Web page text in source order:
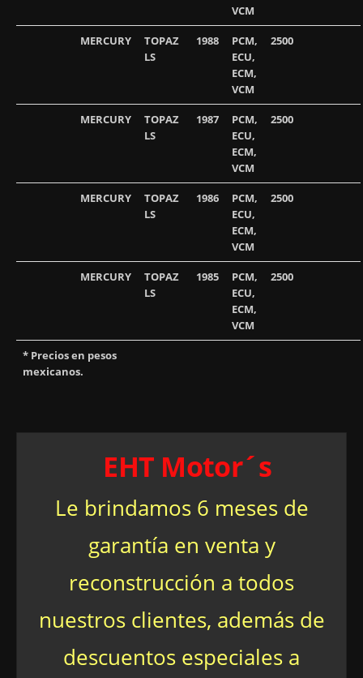
VCM
MERCURY
TOPAZ
LS
1988
PCM,
ECU,
ECM,
VCM
2500
MERCURY
TOPAZ
LS
1987
PCM,
ECU,
ECM,
VCM
2500
MERCURY
TOPAZ
LS
1986
PCM,
ECU,
ECM,
VCM
2500
MERCURY
TOPAZ
LS
1985
PCM,
ECU,
ECM,
VCM
2500
* Precios en pesos
mexicanos.
EHT Motor´s
Le brindamos 6 meses de
garantía en venta y
reconstrucción a todos
nuestros clientes, además de
descuentos especiales a